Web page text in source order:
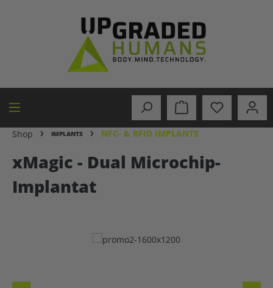
Shop IMPLANTS NFC- & RFID IMPLANTS
xMagic - Dual Microchip-
Implantat